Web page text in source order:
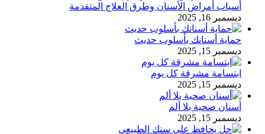
أسباب أمراض الأسنان وطرق العلاج المتقدمة
ديسمبر 16, 2025
حماية أسنانك بأسلوب حديث
ديسمبر 15, 2025
ابتسامة مشرقة كل يوم
ديسمبر 15, 2025
أسنان صحية بلا ألم
ديسمبر 15, 2025